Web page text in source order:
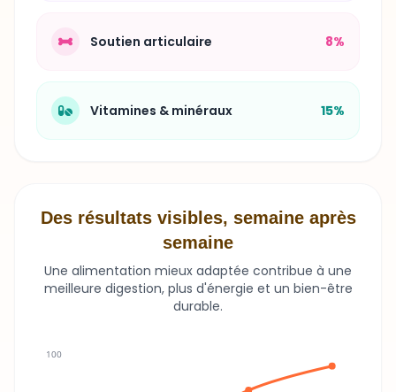
Soutien articulaire 8%
Vitamines & minéraux 15%
Des résultats visibles, semaine après
semaine
Une alimentation mieux adaptée contribue à une
meilleure digestion, plus d'énergie et un bien-être
durable.
100